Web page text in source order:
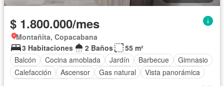
$ 1.800.000/mes
Montañita, Copacabana
3 Habitaciones
2 Baños
55 m²
Balcón
Cocina amoblada Jardín Barbecue
Gimnasio
Calefacción
Ascensor Gas natural
Vista panorámica